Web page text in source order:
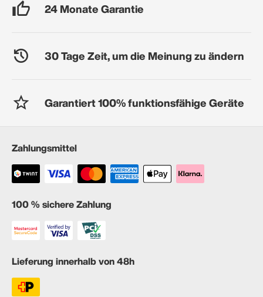
24 Monate Garantie
30 Tage Zeit, um die Meinung zu ändern
Garantiert 100% funktionsfähige Geräte
Zahlungsmittel
100 % sichere Zahlung
Lieferung innerhalb von 48h